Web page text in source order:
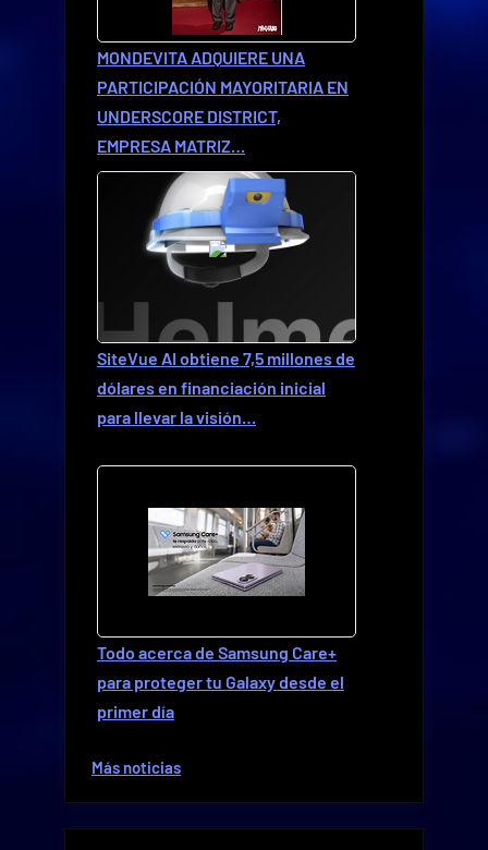
MONDEVITA ADQUIERE UNA
PARTICIPACIÓN MAYORITARIA EN
UNDERSCORE DISTRICT,
EMPRESA MATRIZ…
SiteVue AI obtiene 7,5 millones de
dólares en financiación inicial
para llevar la visión…
Todo acerca de Samsung Care+
para proteger tu Galaxy desde el
primer día
Más noticias